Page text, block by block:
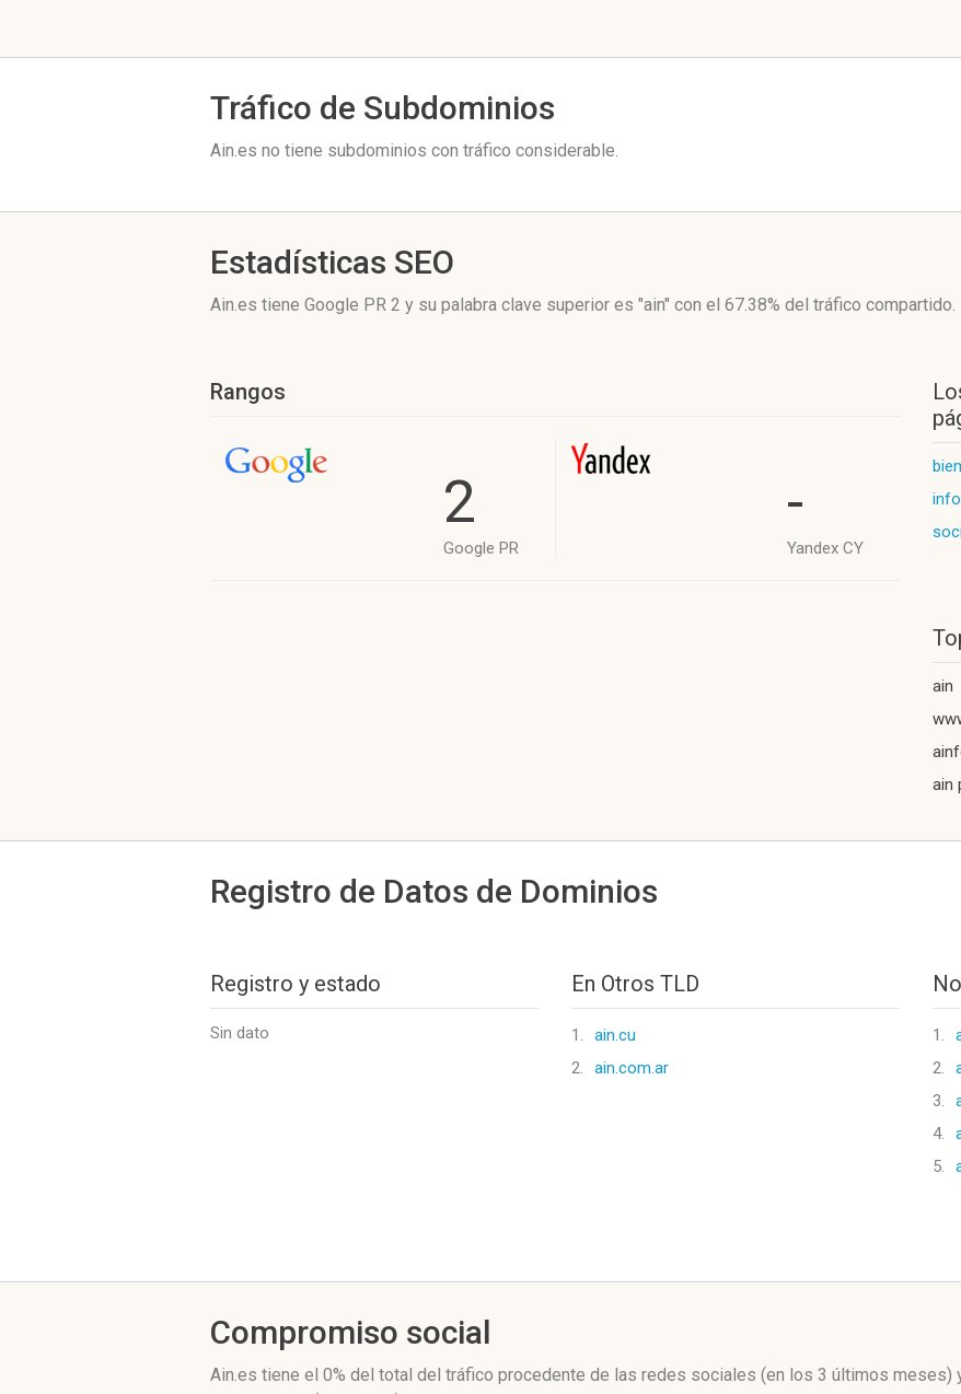
Tráfico de Subdominios
Ain.es no tiene subdominios con tráfico considerable.
Estadísticas SEO
Ain.es tiene Google PR 2 y su palabra clave superior es "ain" con el 67.38% del tráfico compartido.
Rangos
2
Google PR
-
Yandex CY
ain
ain
Registro de Datos de Dominios
Registro y estado
Sin dato
En Otros TLD
1.
ain.cu
2.
ain.com.ar
1.
2.
3.
4.
5.
Compromiso social
Ain.es tiene el 0% del total del tráfico procedente de las redes sociales (en los 3 últimos meses)